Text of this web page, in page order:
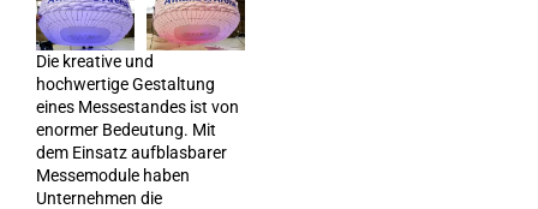
Die kreative und
hochwertige Gestaltung
eines Messestandes ist von
enormer Bedeutung. Mit
dem Einsatz aufblasbarer
Messemodule haben
Unternehmen die